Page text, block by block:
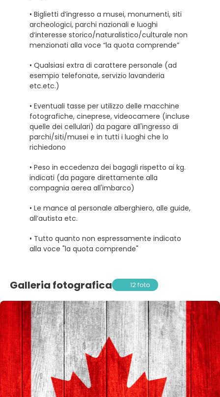
• Biglietti d’ingresso a musei, monumenti, siti
archeologici, parchi nazionali e luoghi
d’interesse storico/naturalistico/culturale non
menzionati alla voce “la quota comprende”
• Qualsiasi extra di carattere personale (ad
esempio telefonate, servizio lavanderia
etc.etc.)
• Eventuali tasse per utilizzo delle macchine
fotografiche, cineprese, videocamere (incluse
quelle dei cellulari) da pagare all'ingresso di
parchi/siti/musei e in tutti i luoghi che lo
richiedono
• Peso in eccedenza dei bagagli rispetto ai kg.
indicati (da pagare direttamente alla
compagnia aerea all'imbarco)
• Le mance al personale alberghiero, alle guide,
all’autista etc.
• Tutto quanto non espressamente indicato
alla voce "la quota comprende"
Galleria fotografica 12 foto